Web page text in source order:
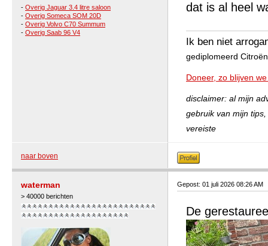
- Overig Jaguar 3.4 litre saloon
- Overig Someca SOM 20D
- Overig Volvo C70 Summum
- Overig Saab 96 V4
dat is al heel
Ik ben niet
gediplomeerd
Doneer, zo blijven
disclaimer: al mijn
gebruik van mijn
vereiste
naar boven
waterman
> 40000 berichten
Gepost: 01 juli 2026 08:26 AM
De